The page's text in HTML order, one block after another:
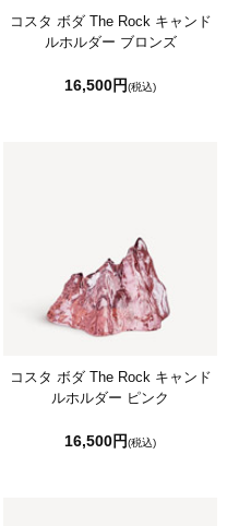
コスタ ボダ The Rock キャンド
ルホルダー ブロンズ
16,500円(税込)
コスタ ボダ The Rock キャンド
ルホルダー ピンク
16,500円(税込)